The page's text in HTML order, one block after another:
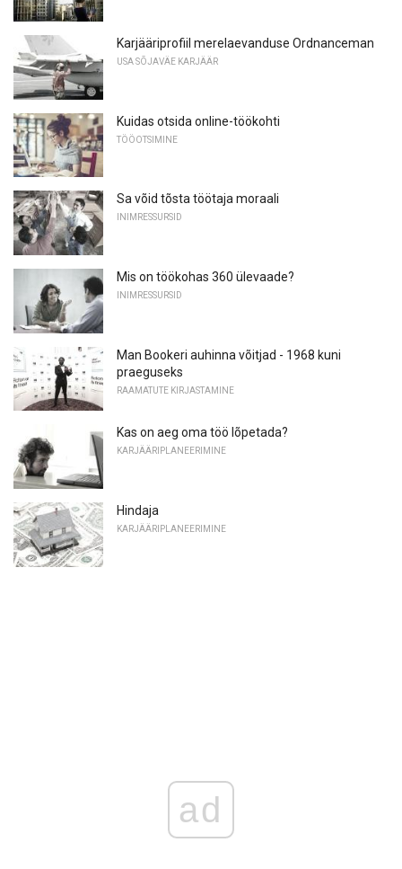
Karjääriprofiil merelaevanduse Ordnanceman
USA SÕJAVÄE KARJÄÄR
Kuidas otsida online-töökohti
TÖÖOTSIMINE
Sa võid tõsta töötaja moraali
INIMRESSURSID
Mis on töökohas 360 ülevaade?
INIMRESSURSID
Man Bookeri auhinna võitjad - 1968 kuni
praeguseks
RAAMATUTE KIRJASTAMINE
Kas on aeg oma töö lõpetada?
KARJÄÄRIPLANEERIMINE
Hindaja
KARJÄÄRIPLANEERIMINE
ad